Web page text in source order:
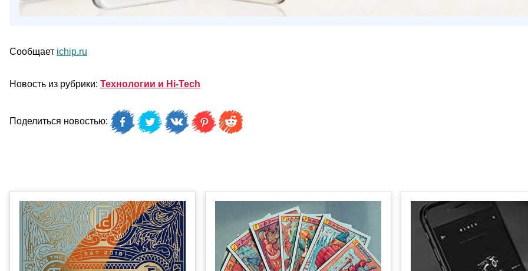
Сообщает ichip.ru
Новость из рубрики: Технологии и Hi-Tech
Поделиться новостью: